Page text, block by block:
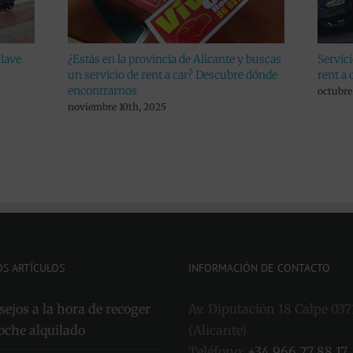
buscas
dónde
Servicios adicionales de nuestra empresa
rent a car. Conócelos
octubre 23rd, 2025
ARTÍCULOS
a la hora de recoger
alquilado
INFORMACIÓN DE CONTACTO
Av. Diputación 18 Calpe
(Alicante)